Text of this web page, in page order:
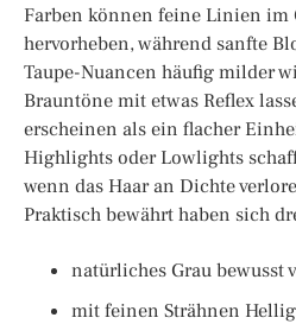
Farben können feine Linien im
hervorheben, während sanfte
Taupe-Nuancen häufig milder
Brauntöne mit etwas Reflex
erscheinen als ein flacher
Highlights oder Lowlights
wenn das Haar an Dichte
Praktisch bewährt haben sich
natürliches Grau bewusst
mit feinen Strähnen